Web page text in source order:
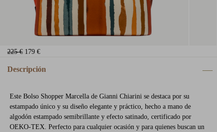
225 € 179 €
Descripción
Este Bolso Shopper Marcella de Gianni Chiarini se destaca por su
estampado único y su diseño elegante y práctico, hecho a mano de
algodón estampado semibrillante y efecto satinado, certificado por
OEKO-TEX. Perfecto para cualquier ocasión y para quienes buscan un